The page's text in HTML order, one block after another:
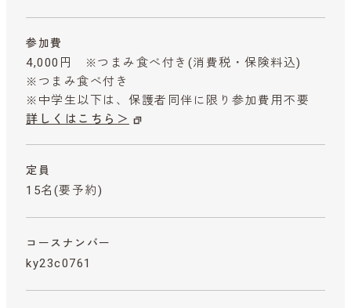
参加費
4,000円 ※つまみ食べ付き (消費税・保険料込)
※つまみ食べ付き
※中学生以下は、保護者同伴に限り参加費用不要
詳しくはこちら＞
定員
15名(要予約)
コースナンバー
ky23c0761